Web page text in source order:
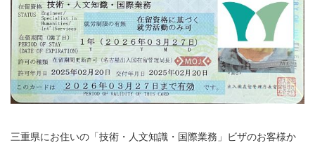
三重県にお住いの「技術・人文知識・国際業務」ビザのお客様か